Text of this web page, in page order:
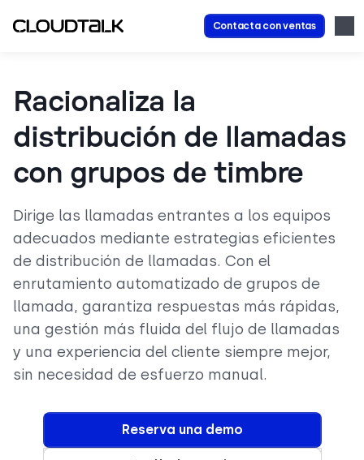
Contacta con ventas
Racionaliza la
distribución de llamadas
con grupos de timbre
Dirige las llamadas entrantes a los equipos
adecuados mediante estrategias eficientes
de distribución de llamadas. Con el
enrutamiento automatizado de grupos de
llamada, garantiza respuestas más rápidas,
una gestión más fluida del flujo de llamadas
y una experiencia del cliente siempre mejor,
sin necesidad de esfuerzo manual.
Reserva una demo